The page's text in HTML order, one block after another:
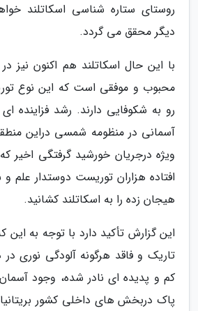
روستای ستاره شناسی اسکاتلند
دیگر محقق می گردد.
با این حال اسکاتلند هم اکنون نیز
محبوب و موفقی است که این نوع
رو به شکوفایی دارند. رشد فزاینده
آسمانی در منظومه شمسی دراین
افتاده هزاران توریست دوستدار علم و
هیجان زده را به اسکاتلند کشانید.
این گزارش تأکید دارد با توجه به این
تاریک و فاقد هرگونه آلودگی نوری در
کم و پدیده ای نادر شده، وجود
پاک دربخش های داخلی کشور